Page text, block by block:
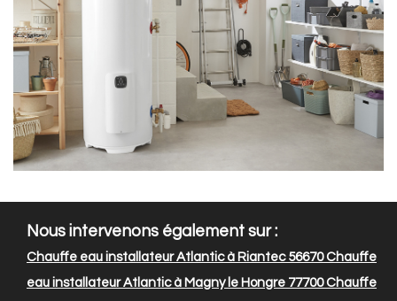
Nous intervenons également sur :
Chauffe eau installateur Atlantic à Riantec 56670Chauffe
eau installateur Atlantic à Magny le Hongre 77700Chauffe